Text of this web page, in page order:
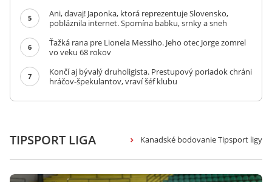
5
Ani, davaj! Japonka, ktorá reprezentuje Slovensko,
pobláznila internet. Spomína babku, srnky a sneh
6
Ťažká rana pre Lionela Messiho. Jeho otec Jorge zomrel
vo veku 68 rokov
7
Končí aj bývalý druholigista. Prestupový poriadok chráni
hráčov-špekulantov, vraví šéf klubu
TIPSPORT LIGA Kanadské bodovanie Tipsport ligy